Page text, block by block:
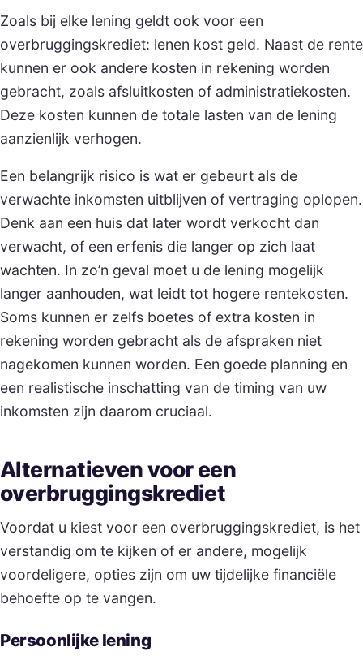
Zoals bij elke lening geldt ook voor een
overbruggingskrediet: lenen kost geld. Naast de rente
kunnen er ook andere kosten in rekening worden
gebracht, zoals afsluitkosten of administratiekosten.
Deze kosten kunnen de totale lasten van de lening
aanzienlijk verhogen.
Een belangrijk risico is wat er gebeurt als de
verwachte inkomsten uitblijven of vertraging oplopen.
Denk aan een huis dat later wordt verkocht dan
verwacht, of een erfenis die langer op zich laat
wachten. In zo’n geval moet u de lening mogelijk
langer aanhouden, wat leidt tot hogere rentekosten.
Soms kunnen er zelfs boetes of extra kosten in
rekening worden gebracht als de afspraken niet
nagekomen kunnen worden. Een goede planning en
een realistische inschatting van de timing van uw
inkomsten zijn daarom cruciaal.
Alternatieven voor een
overbruggingskrediet
Voordat u kiest voor een overbruggingskrediet, is het
verstandig om te kijken of er andere, mogelijk
voordeligere, opties zijn om uw tijdelijke financiële
behoefte op te vangen.
Persoonlijke lening